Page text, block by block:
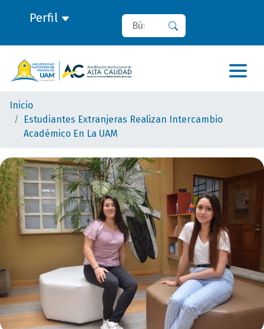
Perfil Buscar
Inicio
Estudiantes Extranjeras Realizan Intercambio
Académico En La UAM